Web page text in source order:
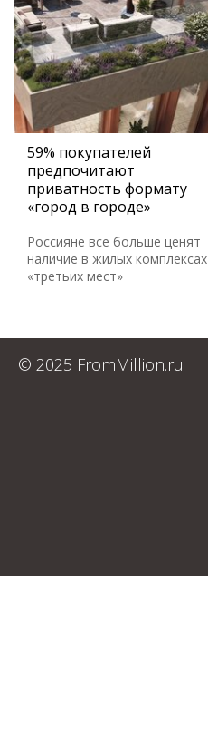
59% покупателей
предпочитают
приватность формату
«город в городе»
Россияне все больше ценят
наличие в жилых комплексах
«третьих мест»
© 2025 FromMillion.ru